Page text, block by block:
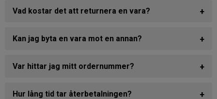
Vad kostar det att returnera en vara?
Kan jag byta en vara mot en annan?
Var hittar jag mitt ordernummer?
Hur lång tid tar återbetalningen?